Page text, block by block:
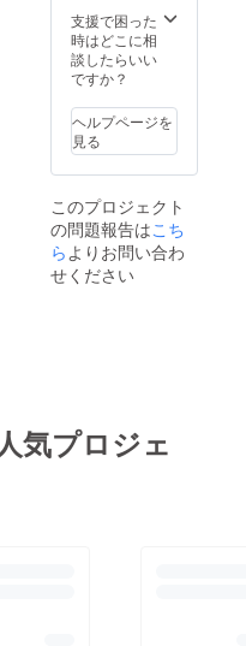
支援で困った
時はどこに相
談したらいい
ですか？
ヘルプページを
見る
このプロジェクト
の問題報告はこち
ら よりお問い合わ
せください
気プロジェ